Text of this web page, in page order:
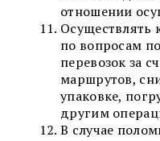
отношении
Осуществлять
по вопросам
перевозок за
маршрутов,
упаковке,
другим
В случае